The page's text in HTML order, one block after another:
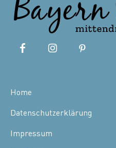
Home
Datenschutzerklärung
Impressum